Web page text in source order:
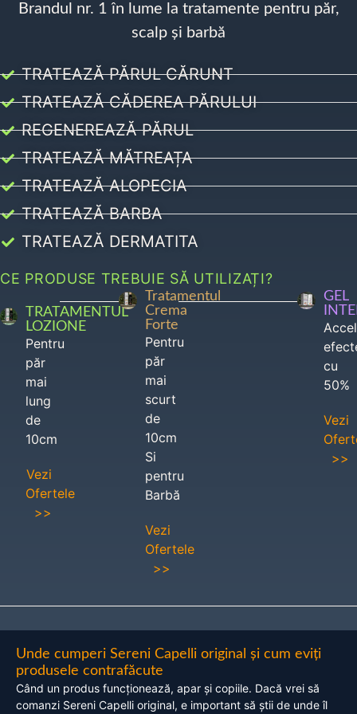
Brandul nr. 1 în lume la tratamente pentru păr,
scalp și barbă
TRATEAZĂ PĂRUL CĂRUNT
TRATEAZĂ CĂDEREA PĂRULUI
REGENEREAZĂ PĂRUL
TRATEAZĂ MĂTREAȚA
TRATEAZĂ ALOPECIA
TRATEAZĂ BARBA
TRATEAZĂ DERMATITA
CE PRODUSE TREBUIE SĂ UTILIZAȚI?
TRATAMENTUL
LOZIONE
Pentru
păr
mai
lung
de
10cm
Vezi
Ofertele
>>
Tratamentul
Crema
Forte
Pentru
păr
mai
scurt
de
10cm
Si
pentru
Barbă
Vezi
Ofertele
>>
GEL
cu
50%
Vezi
>>
Unde cumperi Sereni Capelli original și cum eviți
produsele contrafăcute
Când un produs funcționează, apar și copiile. Dacă vrei să
comanzi Sereni Capelli original, e important să știi de unde îl